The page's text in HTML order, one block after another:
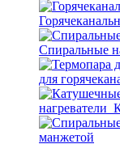
Спиральные
для